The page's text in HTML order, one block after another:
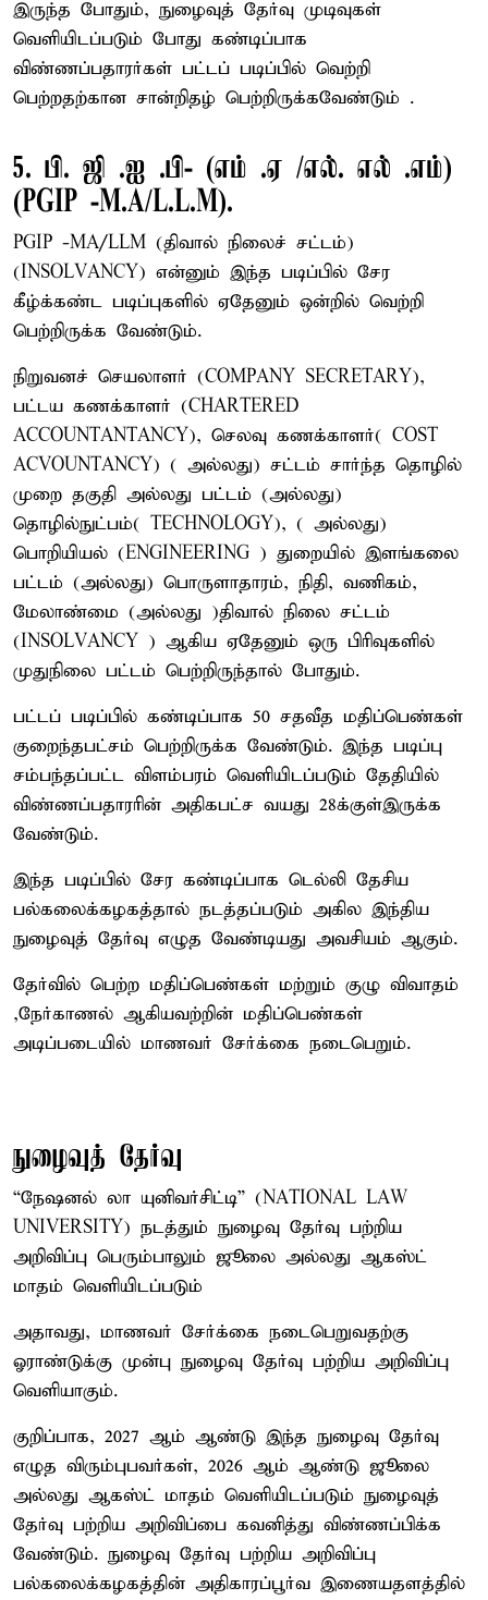
இருந்த போதும், நுழைவுத் தேர்வு முடிவுகள்
வெளியிடப்படும் போது கண்டிப்பாக
விண்ணப்பதாரர்கள் பட்டப் படிப்பில் வெற்றி
பெற்றதற்கான சான்றிதழ் பெற்றிருக்கவேண்டும் .
5. பி. ஜி .ஐ .பி- (எம் .ஏ /எல். எல் .எம்)
(PGIP -M.A/L.L.M).
PGIP -MA/LLM (திவால் நிலைச் சட்டம்)
(INSOLVANCY) என்னும் இந்த படிப்பில் சேர
கீழ்க்கண்ட படிப்புகளில் ஏதேனும் ஒன்றில் வெற்றி
பெற்றிருக்க வேண்டும்.
நிறுவனச் செயலாளர் (COMPANY SECRETARY),
பட்டய கணக்காளர் (CHARTERED
ACCOUNTANTANCY), செலவு கணக்காளர்( COST
ACVOUNTANCY) ( அல்லது) சட்டம் சார்ந்த தொழில்
முறை தகுதி அல்லது பட்டம் (அல்லது)
தொழில்நுட்பம்( TECHNOLOGY), ( அல்லது)
பொறியியல் (ENGINEERING ) துறையில் இளங்கலை
பட்டம் (அல்லது) பொருளாதாரம், நிதி, வணிகம்,
மேலாண்மை (அல்லது )திவால் நிலை சட்டம்
(INSOLVANCY ) ஆகிய ஏதேனும் ஒரு பிரிவுகளில்
முதுநிலை பட்டம் பெற்றிருந்தால் போதும்.
பட்டப் படிப்பில் கண்டிப்பாக 50 சதவீத மதிப்பெண்கள்
குறைந்தபட்சம் பெற்றிருக்க வேண்டும். இந்த படிப்பு
சம்பந்தப்பட்ட விளம்பரம் வெளியிடப்படும் தேதியில்
விண்ணப்பதாரரின் அதிகபட்ச வயது 28க்குள்இருக்க
வேண்டும்.
இந்த படிப்பில் சேர கண்டிப்பாக டெல்லி தேசிய
பல்கலைக்கழகத்தால் நடத்தப்படும் அகில இந்திய
நுழைவுத் தேர்வு எழுத வேண்டியது அவசியம் ஆகும்.
தேர்வில் பெற்ற மதிப்பெண்கள் மற்றும் குழு விவாதம்
,நேர்காணல் ஆகியவற்றின் மதிப்பெண்கள்
அடிப்படையில் மாணவர் சேர்க்கை நடைபெறும்.
நுழைவுத் தேர்வு
“நேஷனல் லா யுனிவர்சிட்டி” (NATIONAL LAW
UNIVERSITY) நடத்தும் நுழைவு தேர்வு பற்றிய
அறிவிப்பு பெரும்பாலும் ஜூலை அல்லது ஆகஸ்ட்
மாதம் வெளியிடப்படும்
அதாவது, மாணவர் சேர்க்கை நடைபெறுவதற்கு
ஓராண்டுக்கு முன்பு நுழைவு தேர்வு பற்றிய அறிவிப்பு
வெளியாகும்.
குறிப்பாக, 2027 ஆம் ஆண்டு இந்த நுழைவு தேர்வு
எழுத விரும்புபவர்கள், 2026 ஆம் ஆண்டு ஜூலை
அல்லது ஆகஸ்ட் மாதம் வெளியிடப்படும் நுழைவுத்
தேர்வு பற்றிய அறிவிப்பை கவனித்து விண்ணப்பிக்க
வேண்டும். நுழைவு தேர்வு பற்றிய அறிவிப்பு
பல்கலைக்கழகத்தின் அதிகாரப்பூர்வ இணையதளத்தில்